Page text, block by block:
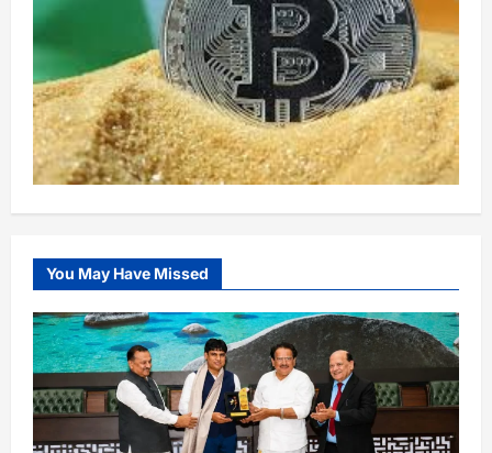
You May Have Missed